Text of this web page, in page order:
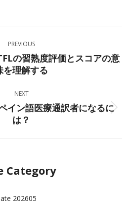
X
LinkedInWhatsApp
PREVIOUS
Previous
post:
の習熟度評価とスコアの意
を理解する
NEXT
Next
post:
イン語医療通訳者になるに
は？
Category
202605